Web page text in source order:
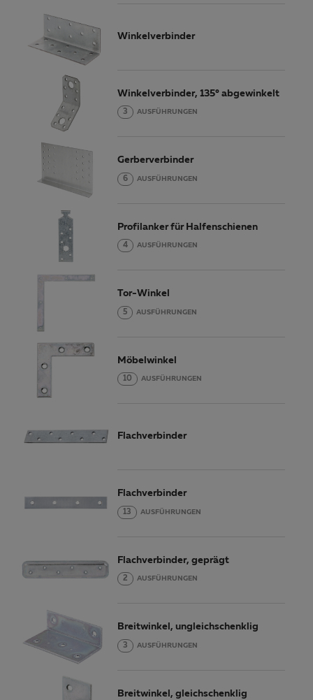
Winkelverbinder
Winkelverbinder, 135° abgewinkelt
3 AUSFÜHRUNGEN
Gerberverbinder
6 AUSFÜHRUNGEN
Profilanker für Halfenschienen
4 AUSFÜHRUNGEN
Tor-Winkel
5 AUSFÜHRUNGEN
Möbelwinkel
10 AUSFÜHRUNGEN
Flachverbinder
Flachverbinder
13 AUSFÜHRUNGEN
Flachverbinder, geprägt
2 AUSFÜHRUNGEN
Breitwinkel, ungleichschenklig
3 AUSFÜHRUNGEN
Breitwinkel, gleichschenklig